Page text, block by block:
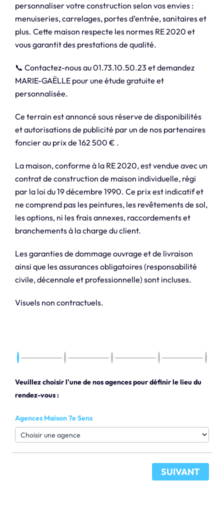
personnaliser votre construction selon vos envies :
menuiseries, carrelages, portes d’entrée, sanitaires et
plus. Cette maison respecte les normes RE 2020 et
vous garantit des prestations de qualité.
📞 Contactez-nous au 01.73.10.50.23 et demandez
MARIE-GAËLLE pour une étude gratuite et
personnalisée.
Ce terrain est annoncé sous réserve de disponibilités
et autorisations de publicité par un de nos partenaires
foncier au prix de 162 500 € .
La maison, conforme à la RE 2020, est vendue avec un
contrat de construction de maison individuelle, régi
par la loi du 19 décembre 1990. Ce prix est indicatif et
ne comprend pas les peintures, les revêtements de sol,
les options, ni les frais annexes, raccordements et
branchements à la charge du client.
Les garanties de dommage ouvrage et de livraison
ainsi que les assurances obligatoires (responsabilité
civile, décennale et professionnelle) sont incluses.
Visuels non contractuels.
Veuillez choisir l'une de nos agences pour définir le lieu du
rendez-vous :
Agences Maison 7e Sens
SUIVANT